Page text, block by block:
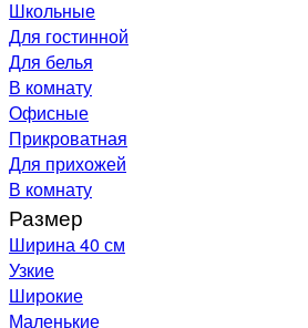
Школьные
Для гостинной
Для белья
В комнату
Офисные
Прикроватная
Для прихожей
В комнату
Размер
Ширина 40 см
Узкие
Широкие
Маленькие